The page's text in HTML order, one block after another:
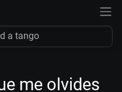
me olvides